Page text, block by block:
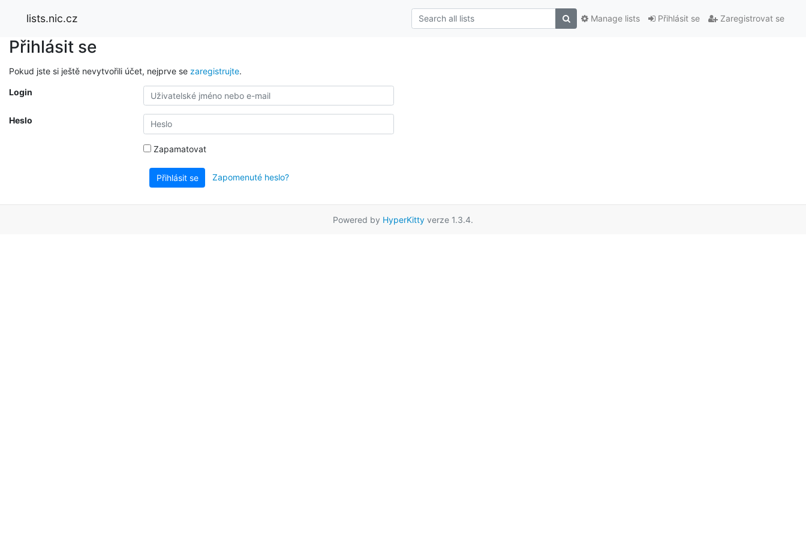
lists.nic.cz Přihlásit se Zaregistrovat se
Manage lists
Přihlásit se
Pokud jste si ještě nevytvořili účet, nejprve se zaregistrujte.
Login
Heslo
Zapamatovat
Přihlásit se Zapomenuté heslo?
Powered by HyperKitty verze 1.3.4.